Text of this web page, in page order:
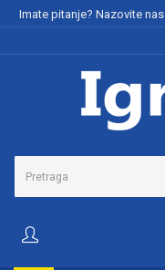
Imate pitanje? Nazovite nas